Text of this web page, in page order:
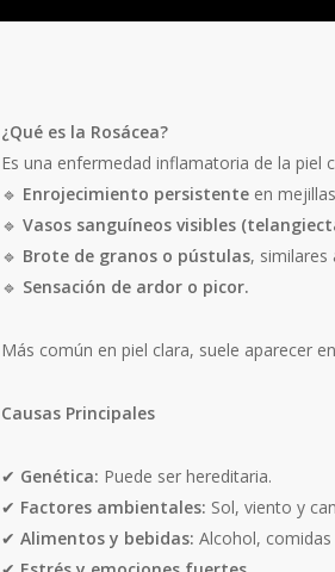
¿Qué es la Rosácea?
Es una enfermedad inflamatoria de la piel
🔹 Enrojecimiento persistente en
🔹 Vasos sanguíneos visibles
🔹 Brote de granos o pústulas, similares
🔹 Sensación de ardor o picor.
Más común en piel clara, suele aparecer
Causas Principales
✔ Genética: Puede ser hereditaria.
✔ Factores ambientales: Sol, viento y
✔ Alimentos y bebidas: Alcohol,